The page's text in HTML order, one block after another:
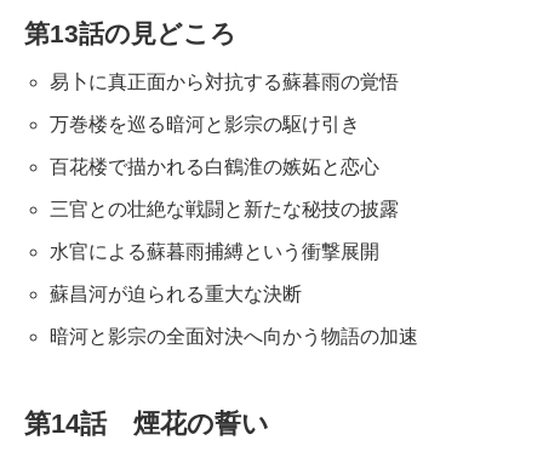
第13話の見どころ
易卜に真正面から対抗する蘇暮雨の覚悟
万巻楼を巡る暗河と影宗の駆け引き
百花楼で描かれる白鶴淮の嫉妬と恋心
三官との壮絶な戦闘と新たな秘技の披露
水官による蘇暮雨捕縛という衝撃展開
蘇昌河が迫られる重大な決断
暗河と影宗の全面対決へ向かう物語の加速
第14話 煙花の誓い